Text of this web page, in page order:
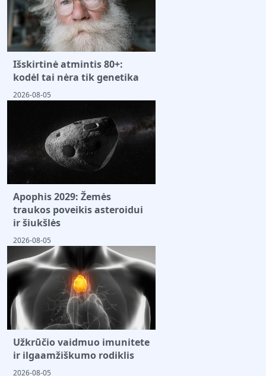
Išskirtinė atmintis 80+:
kodėl tai nėra tik genetika
2026-08-05
Apophis 2029: Žemės
traukos poveikis asteroidui
ir šiukšlės
2026-08-05
Užkrūčio vaidmuo imunitete
ir ilgaamžiškumo rodiklis
2026-08-05